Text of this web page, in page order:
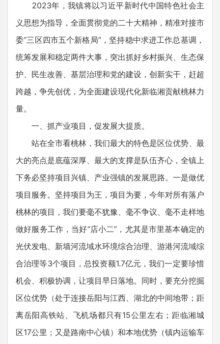
2023年，我镇将以习近平新时代中国特色社会主
义思想为指导，全面贯彻党的二十大精神，精准对接市
委“三区四市五个新格局”，坚持稳中求进工作总基调，
统筹发展和稳定两件大事，突出抓好乡村振兴、生态保
护、民生改善、基层治理和党的建设，创新实干，赶超
跨越，争先创优，为全面建设现代化新临湘贡献桃林力
量。
一、抓产业项目，促发展大提质。
站在全市看桃林，我们最大的特色是区位优势、最
大的亮点是底蕴深厚、最大的支撑是队伍齐心，全镇上
下务必坚持项目兴镇、产业强镇的发展思路。一是做优
项目服务。坚持项目为王，项目为要，今年对所有落户
桃林的项目，我们要毫不犹豫、毫不争议、毫不走样地
做好服务工作，当好“店小二”，尤其是市里基本确定的
光伏发电、新墙河流域水环境综合治理、游港河流域综
合治理等3个项目，总投资额1.7亿元，我们一定要珍惜
机会、积极协调，让项目早日落地。同时，要充分挖掘
区位优势（处于连接岳阳与江西、湖北的中间地带；距
离岳阳高铁站、飞机场都只有15公里左右；距临湘城
区17公里；又是路南中心镇）和本地优势（镇内运输车